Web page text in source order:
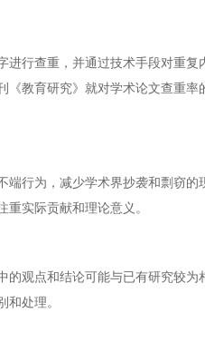
行查重，并通过技术手段对重
教育研究》就对学术论文查重
行为，减少学术界抄袭和剽窃
实际贡献和理论意义。
观点和结论可能与已有研究较
处理。